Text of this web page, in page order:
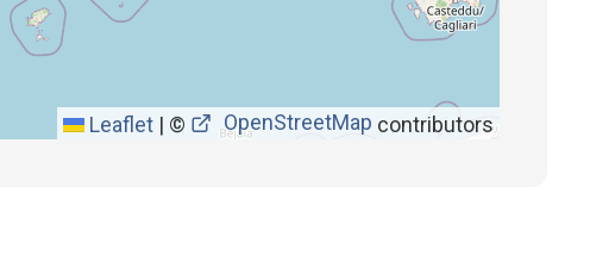
Leaflet | © OpenStreetMap contributors